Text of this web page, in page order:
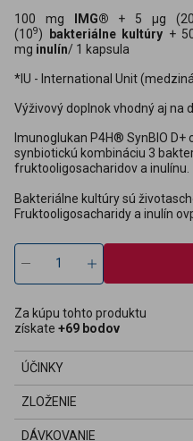
100 mg IMG® + 5 µg
(109) bakteriálne kultúry +
mg inulín/ 1 kapsula
*IU - International Unit
Výživový doplnok vhodný aj na
Imunoglukan P4H® SynBIO D+
synbiotickú kombináciu 3
fruktooligosacharidov a inulínu.
Bakteriálne kultúry sú
Fruktooligosacharidy a inulín
Za kúpu tohto produktu
získate +69 bodov
ÚČINKY
ZLOŽENIE
DÁVKOVANIE